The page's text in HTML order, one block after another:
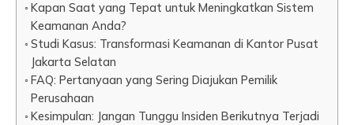
Kapan Saat yang Tepat untuk Meningkatkan Sistem
Keamanan Anda?
Studi Kasus: Transformasi Keamanan di Kantor Pusat
Jakarta Selatan
FAQ: Pertanyaan yang Sering Diajukan Pemilik
Perusahaan
Kesimpulan: Jangan Tunggu Insiden Berikutnya Terjadi